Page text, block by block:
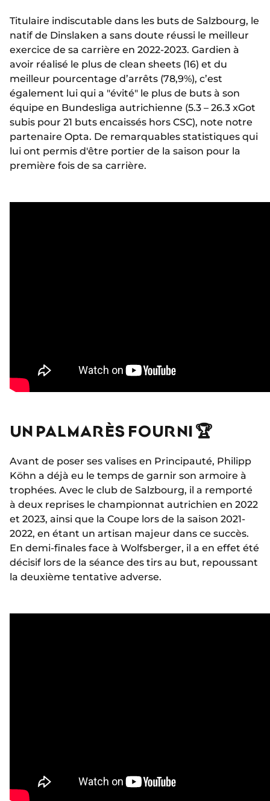
Titulaire indiscutable dans les buts de Salzbourg, le
natif de Dinslaken a sans doute réussi le meilleur
exercice de sa carrière en 2022-2023. Gardien à
avoir réalisé le plus de clean sheets (16) et du
meilleur pourcentage d’arrêts (78,9%), c’est
également lui qui a "évité" le plus de buts à son
équipe en Bundesliga autrichienne (5.3 – 26.3 xGot
subis pour 21 buts encaissés hors CSC), note notre
partenaire Opta. De remarquables statistiques qui
lui ont permis d'être portier de la saison pour la
première fois de sa carrière.
UN PALMARÈS FOURNI 🏆
Avant de poser ses valises en Principauté, Philipp
Köhn a déjà eu le temps de garnir son armoire à
trophées. Avec le club de Salzbourg, il a remporté
à deux reprises le championnat autrichien en 2022
et 2023, ainsi que la Coupe lors de la saison 2021-
2022, en étant un artisan majeur dans ce succès.
En demi-finales face à Wolfsberger, il a en effet été
décisif lors de la séance des tirs au but, repoussant
la deuxième tentative adverse.